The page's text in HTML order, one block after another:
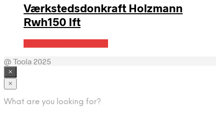
Værkstedsdonkraft Holzmann
Rwh150 Ift
@ Toola 2025
×
×
What are you looking for?